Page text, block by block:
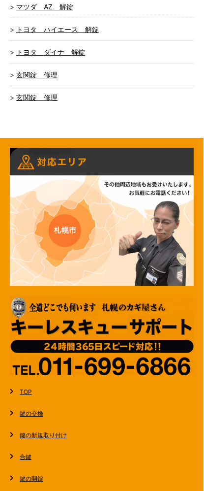
マツダ AZ 解錠
トヨタ ハイエース 解錠
トヨタ ダイナ 解錠
玄関錠 修理
玄関錠 修理
TOP
鍵の交換
鍵の新規取り付け
合鍵
鍵の開錠